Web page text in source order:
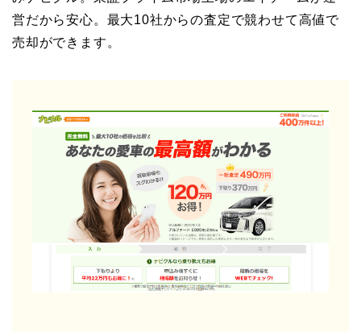
営だから安心。最大10社からの査定で競わせて高値で
売却ができます。